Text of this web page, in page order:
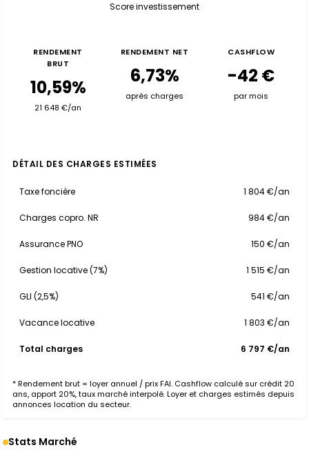
Score investissement
RENDEMENT
BRUT
10,59%
21 648 €/an
RENDEMENT NET
6,73%
après charges
CASHFLOW
-42 €
par mois
DÉTAIL DES CHARGES ESTIMÉES
Taxe foncière 1 804 €/an
Charges copro. NR 984 €/an
Assurance PNO 150 €/an
Gestion locative (7%) 1 515 €/an
GLI (2,5%) 541 €/an
Vacance locative 1 803 €/an
Total charges 6 797 €/an
* Rendement brut = loyer annuel / prix FAI. Cashflow calculé sur crédit 20
ans, apport 20%, taux marché interpolé. Loyer et charges estimés depuis
annonces location du secteur.
Stats Marché